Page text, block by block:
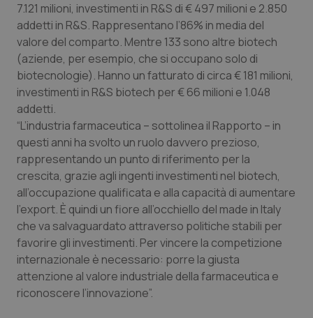
Sicilia
Toscana
Umbria
Valle D’Aosta
Veneto
Neuroscienze & patologie neurodegenerative
Obesità
Oftalmologia
Oncodermatologia
Oncoematologia
Oncologia & Nutrizione
Psoriasi & pelle
Quotidiano Cardiologia
Quotidiano Chirurgia
7.121 milioni, investimenti in R&S di € 497 milioni e 2.850
addetti in R&S. Rappresentano l’86% in media del
valore del comparto. Mentre 133 sono altre biotech
(aziende, per esempio, che si occupano solo di
biotecnologie). Hanno un fatturato di circa € 181 milioni,
investimenti in R&S biotech per € 66 milioni e 1.048
addetti.
“L’industria farmaceutica – sottolinea il Rapporto – in
questi anni ha svolto un ruolo davvero prezioso,
rappresentando un punto di riferimento per la
crescita, grazie agli ingenti investimenti nel biotech,
all’occupazione qualificata e alla capacità di aumentare
l’export. È quindi un fiore all’occhiello del made in Italy
che va salvaguardato attraverso politiche stabili per
favorire gli investimenti. Per vincere la competizione
internazionale è necessario: porre la giusta
attenzione al valore industriale della farmaceutica e
riconoscere l’innovazione”.